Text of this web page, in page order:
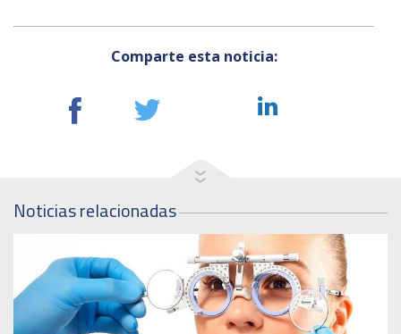
Comparte esta noticia:
Noticias relacionadas